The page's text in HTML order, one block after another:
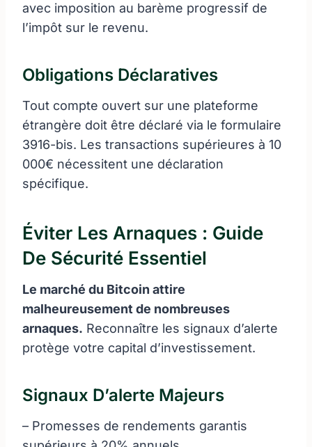
avec imposition au barème progressif de
l’impôt sur le revenu.
Obligations Déclaratives
Tout compte ouvert sur une plateforme
étrangère doit être déclaré via le formulaire
3916-bis. Les transactions supérieures à 10
000€ nécessitent une déclaration
spécifique.
Éviter Les Arnaques : Guide
De Sécurité Essentiel
Le marché du Bitcoin attire
malheureusement de nombreuses
arnaques. Reconnaître les signaux d’alerte
protège votre capital d’investissement.
Signaux D’alerte Majeurs
– Promesses de rendements garantis